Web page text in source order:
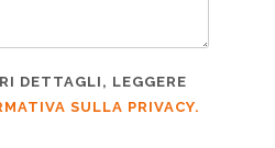
DETTAGLI, LEGGERE
SULLA PRIVACY.